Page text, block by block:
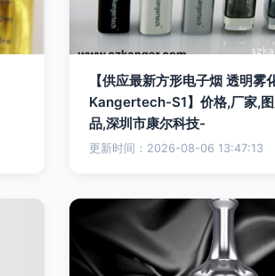
【供应最新方形电子烟 透明雾
Kangertech-S1】价格,厂家,
品,深圳市康尔科技-
更新时间：2026-08-06 13:47:13